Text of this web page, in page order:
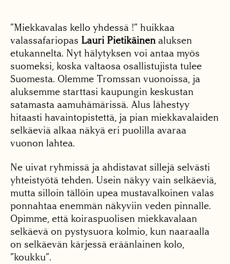
”Miekkavalas kello yhdessä !” huikkaa
valassafariopas Lauri Pietikäinen aluksen
etukannelta. Nyt hälytyksen voi antaa myös
suomeksi, koska valtaosa osallistujista tulee
Suomesta. Olemme Tromssan vuonoissa, ja
aluksemme starttasi kaupungin keskustan
satamasta aamuhämärissä. Alus lähestyy
hitaasti havaintopistettä, ja pian miekkavalaiden
selkäeviä alkaa näkyä eri puolilla avaraa
vuonon lahtea.
Ne uivat ryhmissä ja ahdistavat sillejä selvästi
yhteistyötä tehden. Usein näkyy vain selkäeviä,
mutta silloin tällöin upea mustavalkoinen valas
ponnahtaa enemmän näkyviin veden pinnalle.
Opimme, että koiraspuolisen miekkavalaan
selkäevä on pystysuora kolmio, kun naaraalla
on selkäevän kärjessä eräänlainen kolo,
”koukku”.